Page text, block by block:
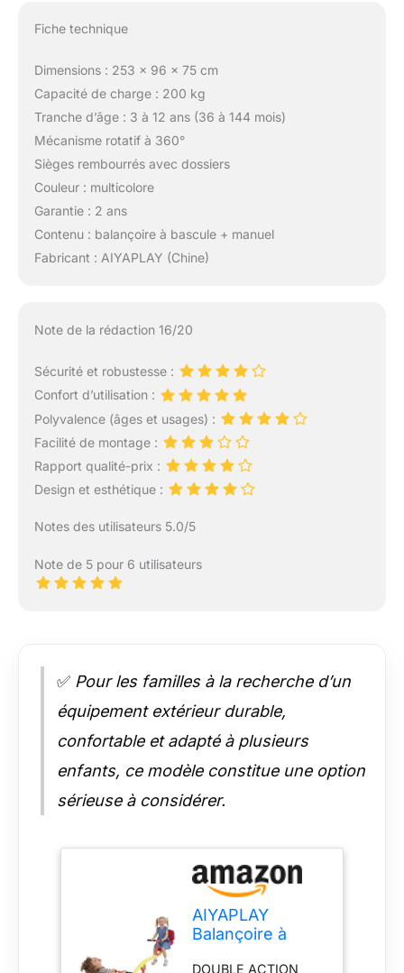
Fiche technique
Dimensions : 253 x 96 x 75 cm
Capacité de charge : 200 kg
Tranche d’âge : 3 à 12 ans (36 à 144 mois)
Mécanisme rotatif à 360°
Sièges rembourrés avec dossiers
Couleur : multicolore
Garantie : 2 ans
Contenu : balançoire à bascule + manuel
Fabricant : AIYAPLAY (Chine)
Note de la rédaction 16/20
Sécurité et robustesse :
Confort d’utilisation :
Polyvalence (âges et usages) :
Facilité de montage :
Rapport qualité-prix :
Design et esthétique :
Notes des utilisateurs 5.0/5
Note de 5 pour 6 utilisateurs
✅ Pour les familles à la recherche d’un
équipement extérieur durable,
confortable et adapté à plusieurs
enfants, ce modèle constitue une option
sérieuse à considérer.
AIYAPLAY
Balançoire à
DOUBLE ACTION